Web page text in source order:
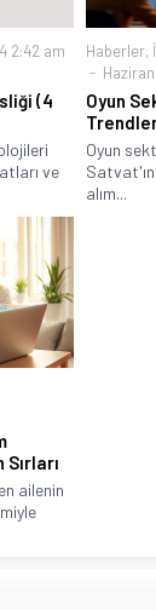
2:42 am
(4
ve
Haberler,
Oyun
Oyun
alım...
ailenin